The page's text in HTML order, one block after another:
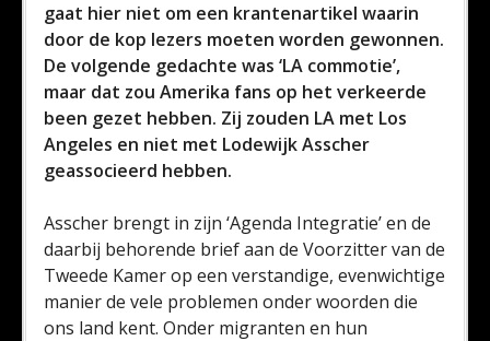
gaat hier niet om een krantenartikel waarin
door de kop lezers moeten worden gewonnen.
De volgende gedachte was ‘LA commotie’,
maar dat zou Amerika fans op het verkeerde
been gezet hebben. Zij zouden LA met Los
Angeles en niet met Lodewijk Asscher
geassocieerd hebben.
Asscher brengt in zijn ‘Agenda Integratie’ en de
daarbij behorende brief aan de Voorzitter van de
Tweede Kamer op een verstandige, evenwichtige
manier de vele problemen onder woorden die
ons land kent. Onder migranten en hun